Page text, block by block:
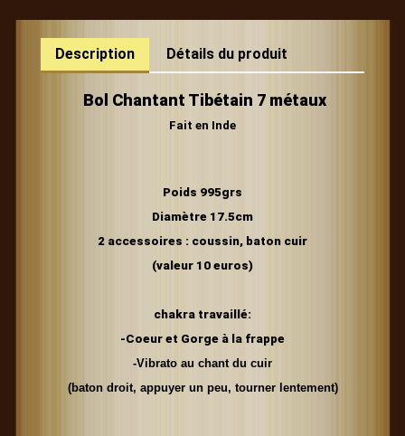
Description Détails du produit
Bol Chantant Tibétain 7 métaux
Fait en Inde
Poids 995grs
Diamètre 17.5cm
2 accessoires : coussin, baton cuir
(valeur 10 euros)
chakra travaillé:
-Coeur et Gorge à la frappe
-Vibrato au chant du cuir
(baton droit, appuyer un peu, tourner lentement)